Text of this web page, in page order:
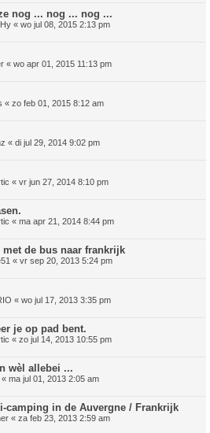
nog ... nog ... nog ...
« wo jul 08, 2015 2:13 pm
« wo apr 01, 2015 11:13 pm
« zo feb 01, 2015 8:12 am
« di jul 29, 2014 9:02 pm
« vr jun 27, 2014 8:10 pm
« ma apr 21, 2014 8:44 pm
met de bus naar frankrijk
« vr sep 20, 2013 5:24 pm
« wo jul 17, 2013 3:35 pm
je op pad bent.
« zo jul 14, 2013 10:55 pm
wèl allebei ...
« ma jul 01, 2013 2:05 am
camping in de Auvergne / Frankrijk
« za feb 23, 2013 2:59 am